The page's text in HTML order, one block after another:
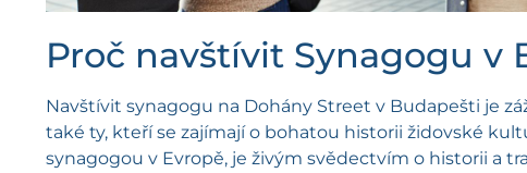
Proč navštívit Synagogu v
Navštívit synagogu na Dohány Street v Budapešti je
také ty, kteří se zajímají o bohatou historii židovské
synagogou v Evropě, je živým svědectvím o historii a